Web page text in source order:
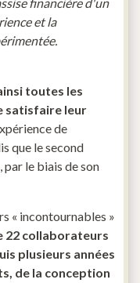
financière d'un
et la
toutes les
satisfaire leur
de
que le second
le biais de son
« incontournables »
22 collaborateurs
plusieurs années
de la conception